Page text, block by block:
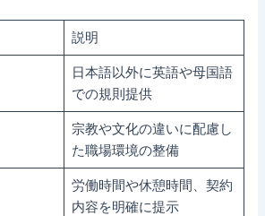
説明
日本語以外に英語や母国語
での規則提供
宗教や文化の違いに配慮し
た職場環境の整備
労働時間や休憩時間、契約
内容を明確に提示